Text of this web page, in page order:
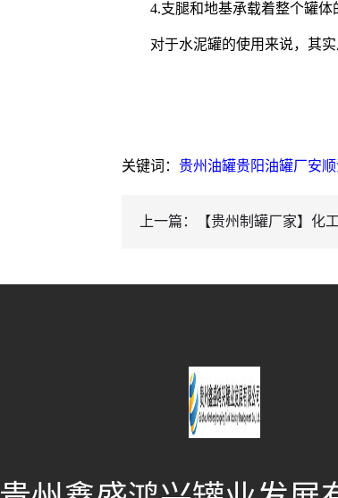
4.支腿和地基承载着整个罐体
对于水泥罐的使用来说，其
关键词： 贵州油罐贵阳油罐厂安
上一篇：【贵州制罐厂家】化